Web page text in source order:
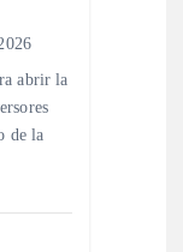
abrir la
de la